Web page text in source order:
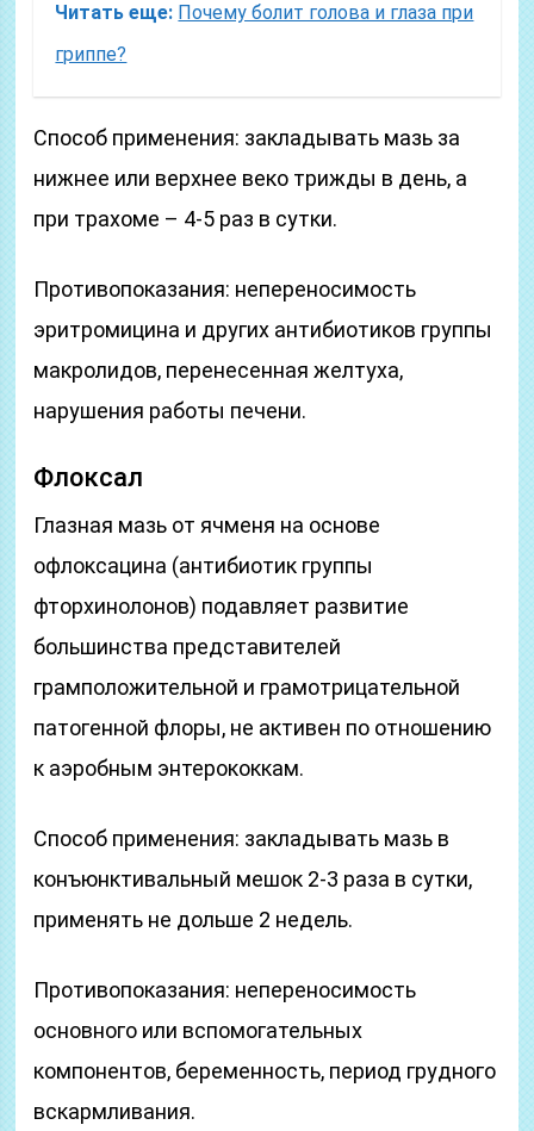
Читать еще: Почему болит голова и глаза при
гриппе?
Способ применения: закладывать мазь за
нижнее или верхнее веко трижды в день, а
при трахоме – 4-5 раз в сутки.
Противопоказания: непереносимость
эритромицина и других антибиотиков группы
макролидов, перенесенная желтуха,
нарушения работы печени.
Флоксал
Глазная мазь от ячменя на основе
офлоксацина (антибиотик группы
фторхинолонов) подавляет развитие
большинства представителей
грамположительной и грамотрицательной
патогенной флоры, не активен по отношению
к аэробным энтерококкам.
Способ применения: закладывать мазь в
конъюнктивальный мешок 2-3 раза в сутки,
применять не дольше 2 недель.
Противопоказания: непереносимость
основного или вспомогательных
компонентов, беременность, период грудного
вскармливания.